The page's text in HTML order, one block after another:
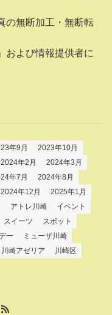
の無断加工・無断転
および情報提供者に
年9月
2023年10月
2024年2月
2024年3月
年7月
2024年8月
2024年12月
2025年1月
アトレ川崎
イベント
スイーツ
スポット
ー
ミューザ川崎
川崎アゼリア
川崎区